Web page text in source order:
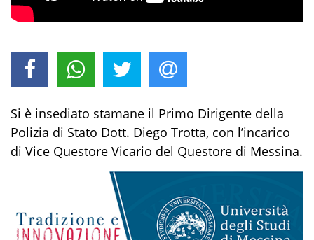
Si è insediato stamane il Primo Dirigente della
Polizia di Stato Dott. Diego Trotta, con l’incarico
di Vice Questore Vicario del Questore di Messina.